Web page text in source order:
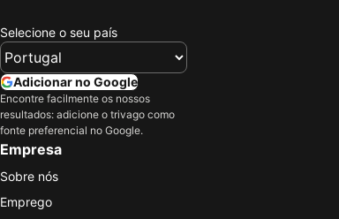
Selecione o seu país
Adicionar no Google
Encontre facilmente os nossos
resultados: adicione o trivago como
fonte preferencial no Google.
Empresa
Sobre nós
Emprego